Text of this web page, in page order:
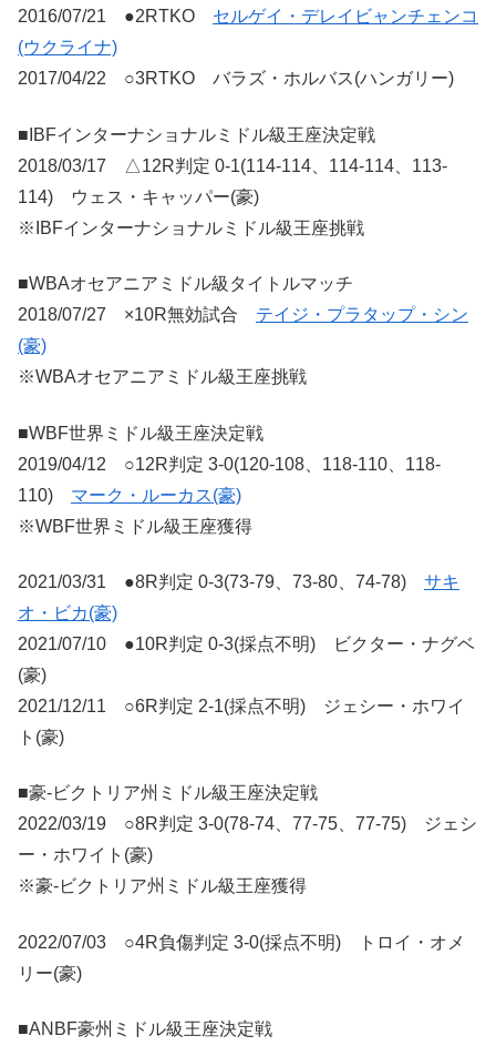
2016/07/21 ●2RTKO セルゲイ・デレイビャンチェンコ
(ウクライナ)
2017/04/22 ○3RTKO バラズ・ホルバス(ハンガリー)
■IBFインターナショナルミドル級王座決定戦
2018/03/17 △12R判定 0-1(114-114、114-114、113-
114) ウェス・キャッパー(豪)
※IBFインターナショナルミドル級王座挑戦
■WBAオセアニアミドル級タイトルマッチ
2018/07/27 ×10R無効試合 テイジ・プラタップ・シン
(豪)
※WBAオセアニアミドル級王座挑戦
■WBF世界ミドル級王座決定戦
2019/04/12 ○12R判定 3-0(120-108、118-110、118-
110) マーク・ルーカス(豪)
※WBF世界ミドル級王座獲得
2021/03/31 ●8R判定 0-3(73-79、73-80、74-78) サキ
オ・ビカ(豪)
2021/07/10 ●10R判定 0-3(採点不明) ビクター・ナグベ
(豪)
2021/12/11 ○6R判定 2-1(採点不明) ジェシー・ホワイ
ト(豪)
■豪-ビクトリア州ミドル級王座決定戦
2022/03/19 ○8R判定 3-0(78-74、77-75、77-75) ジェシ
ー・ホワイト(豪)
※豪-ビクトリア州ミドル級王座獲得
2022/07/03 ○4R負傷判定 3-0(採点不明) トロイ・オメ
リー(豪)
■ANBF豪州ミドル級王座決定戦